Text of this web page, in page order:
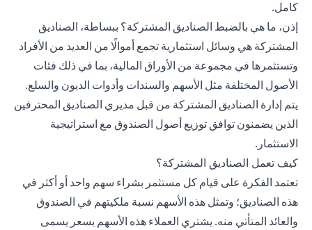
كامل.
إذن، ما هي بالضبط الصناديق المشتركة؟ ببساطة، الصناديق
المشتركة هي وسائل استثمارية تجمع أموالًا من العديد من الأفراد
وتستثمرها في مجموعة من الأوراق المالية، بما في ذلك فئات
الأصول المختلفة مثل الأسهم والسندات وأدوات الديون والسلع.
يتم إدارة الصناديق المشتركة من قبل مديري الصناديق المحترفين
الذين يضمنون توافق توزيع أصول الصندوق مع استراتيجية
الاستثمار.
كيف تعمل الصناديق المشتركة؟
تعتمد الفكرة على قيام كل مستثمر بشراء سهم واحد أو أكثر في
هذه الصناديق؛ وتمثل هذه الأسهم نسبة ملكيتهم في الصندوق
والعائد المتأتي منه. يشتري العملاء هذه الأسهم بسعر يسمى